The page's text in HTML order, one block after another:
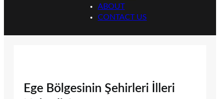
ABOUT
CONTACT US
Ege Bölgesinin Şehirleri İlleri